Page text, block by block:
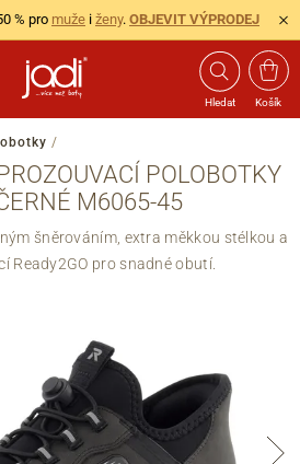
% pro muže i ženy. OBJEVIT VÝPRODEJ
Hledat Košík
/
POLOBOTKY
M6065-45
šněrováním, extra měkkou stélkou a
Ready2GO pro snadné obutí.